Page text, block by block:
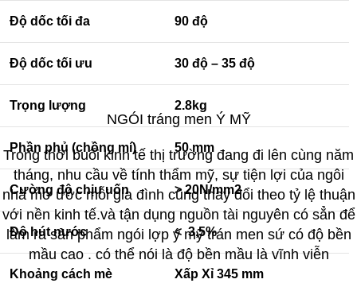
Độ dốc tối đa 90 độ
Độ dốc tối ưu 30 độ – 35 độ
Trọng lượng 2.8kg
Phần phủ (chồng mí) 50 mm
Cường độ chịu uốn > 20N/mm2
Độ hút nước < 3,5%
Khoảng cách mè Xấp Xỉ 345 mm
NGÓI tráng men Ý MỸ
Trong thời buổi kinh tế thị trường đang đi lên cùng năm
tháng, nhu cầu về tính thẩm mỹ, sự tiện lợi của ngôi
nhà mơ ước mỗi gia đình cũng thay đổi theo tỷ lệ thuận
với nền kinh tế.và tận dụng nguồn tài nguyên có sẳn để
làm ra sản phẩm ngói lợp ý mỹ trán men sứ có độ bền
mầu cao . có thể nói là độ bền mầu là vĩnh viễn